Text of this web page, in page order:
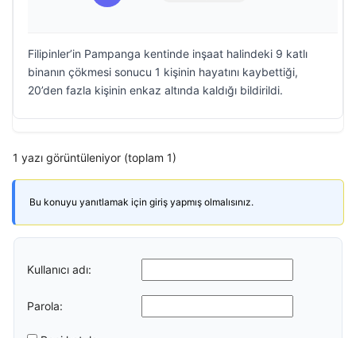
Filipinler’in Pampanga kentinde inşaat halindeki 9 katlı
binanın çökmesi sonucu 1 kişinin hayatını kaybettiği,
20’den fazla kişinin enkaz altında kaldığı bildirildi.
1 yazı görüntüleniyor (toplam 1)
Bu konuyu yanıtlamak için giriş yapmış olmalısınız.
Kullanıcı adı:
Parola: